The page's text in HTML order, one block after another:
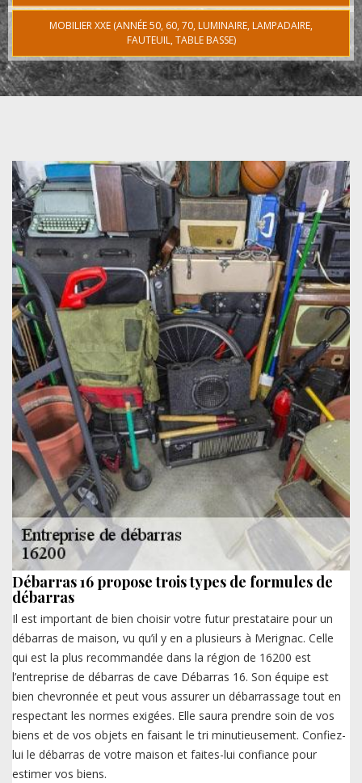
MOBILIER XXE (ANNÉE 50, 60, 70, LUMINAIRE, LAMPADAIRE,
FAUTEUIL, TABLE BASSE)
Débarras 16 propose trois types de formules de
débarras
Il est important de bien choisir votre futur prestataire pour un
débarras de maison, vu qu’il y en a plusieurs à Merignac. Celle
qui est la plus recommandée dans la région de 16200 est
l’entreprise de débarras de cave Débarras 16. Son équipe est
bien chevronnée et peut vous assurer un débarrassage tout en
respectant les normes exigées. Elle saura prendre soin de vos
biens et de vos objets en faisant le tri minutieusement. Confiez-
lui le débarras de votre maison et faites-lui confiance pour
estimer vos biens.